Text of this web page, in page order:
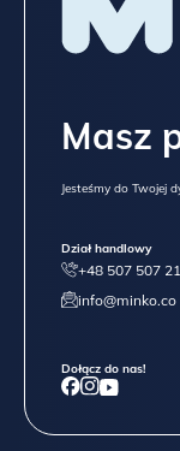
Masz
Jesteśmy do Twojej
Dział handlowy
+48 507 507
info@minko.co
Dołącz do nas!